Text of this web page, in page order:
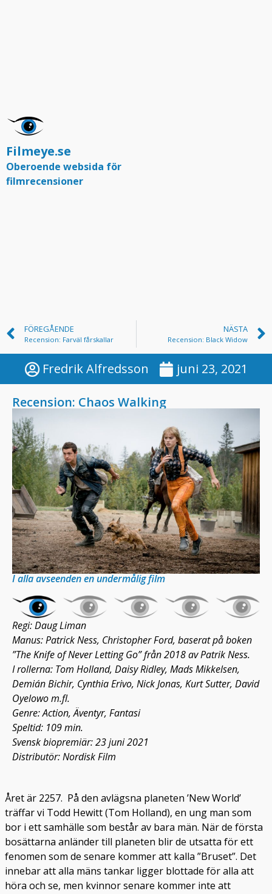
Filmeye.se
Oberoende websida för
filmrecensioner
FÖREGÅENDE
Recension: Farväl fårskallar
NÄSTA
Recension: Black Widow
Fredrik Alfredsson juni 23, 2021
Recension: Chaos Walking
I alla avseenden en undermålig film
Regi: Daug Liman
Manus: Patrick Ness, Christopher Ford, baserat på boken
”The Knife of Never Letting Go” från 2018 av Patrik Ness.
I rollerna: Tom Holland, Daisy Ridley, Mads Mikkelsen,
Demián Bichir, Cynthia Erivo, Nick Jonas, Kurt Sutter, David
Oyelowo m.fl.
Genre: Action, Äventyr, Fantasi
Speltid: 109 min.
Svensk biopremiär: 23 juni 2021
Distributör: Nordisk Film
Året är 2257. På den avlägsna planeten ’New World’
träffar vi Todd Hewitt (Tom Holland), en ung man som
bor i ett samhälle som består av bara män. När de första
bosättarna anländer till planeten blir de utsatta för ett
fenomen som de senare kommer att kalla ”Bruset”. Det
innebar att alla mäns tankar ligger blottade för alla att
höra och se, men kvinnor senare kommer inte att